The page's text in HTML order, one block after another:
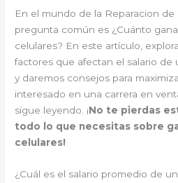
En el mundo de la Reparacion de
pregunta común es ¿Cuánto
celulares? En este artículo,
factores que afectan el salario
y daremos consejos para
interesado en una carrera en
sigue leyendo. ¡No te pierdas
todo lo que necesitas sobre
celulares!
¿Cuál es el salario promedio de